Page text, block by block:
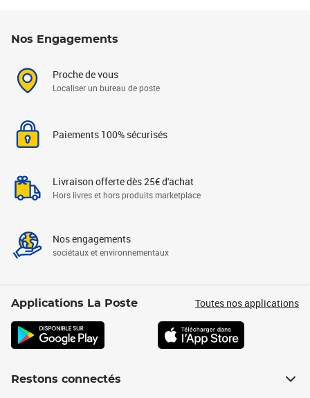
Nos Engagements
Proche de vous
Localiser un bureau de poste
Paiements 100% sécurisés
Livraison offerte dès 25€ d'achat
Hors livres et hors produits marketplace
Nos engagements
sociétaux et environnementaux
Applications La Poste Toutes nos applications
Restons connectés